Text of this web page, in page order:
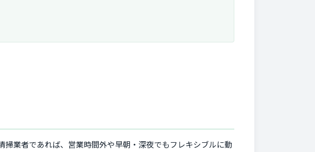
掃業者であれば、営業時間外や早朝・深夜でもフレキシブルに動